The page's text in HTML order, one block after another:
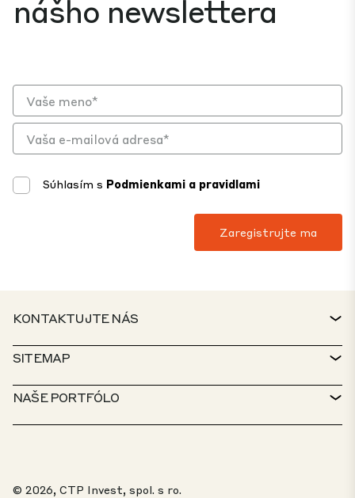
"Pomôžem vám nájsť váš
nášho newslettera
Súhlasím s Podmienkami a pravidlami
KONTAKTUJTE NÁS
KONTAKT
SERVICE DESK
PORTÁL PRE OZNAMOVATEĽOV
SITEMAP
VYHĽADÁVAČ NEHNUTEĽNOSTÍ
UDRŽATEĽNOSŤ
O NÁS
NAŠE PORTFÓLO
© 2026, CTP Invest, spol. s ro.